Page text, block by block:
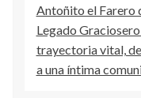
Antoñito el Farero
Legado
trayectoria vital,
a una íntima